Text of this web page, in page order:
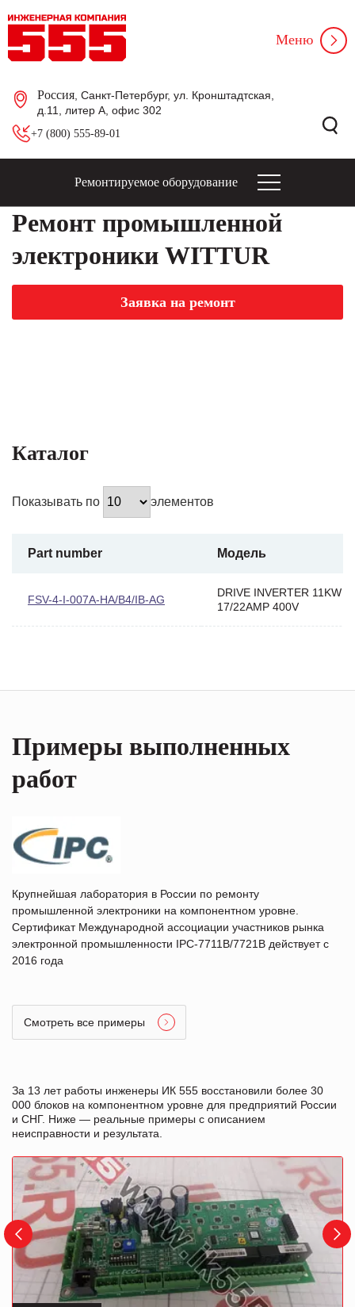
Россия , Санкт-Петербург, ул. Кронштадтская,
д.11, литер А, офис 302
+7 (800) 555-89-01
Меню
Ремонтируемое оборудование
Ремонт промышленной
электроники WITTUR
Заявка на ремонт
Каталог
Показывать по элементов
Part number Модель
FSV-4-I-007A-HA/B4/IB-AG
DRIVE INVERTER 11KW
17/22AMP 400V
Примеры выполненных
работ
Крупнейшая лаборатория в России по ремонту
промышленной электроники на компонентном уровне.
Сертификат Международной ассоциации участников рынка
электронной промышленности IPC-7711B/7721B действует с
2016 года
Смотреть все примеры
За 13 лет работы инженеры ИК 555 восстановили более 30
000 блоков на компонентном уровне для предприятий России
и СНГ. Ниже — реальные примеры с описанием
неисправности и результата.